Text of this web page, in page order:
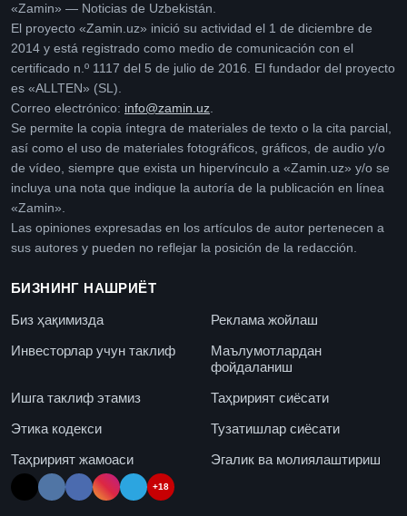
«Zamin» — Noticias de Uzbekistán.
El proyecto «Zamin.uz» inició su actividad el 1 de diciembre de
2014 y está registrado como medio de comunicación con el
certificado n.º 1117 del 5 de julio de 2016. El fundador del proyecto
es «ALLTEN» (SL).
Correo electrónico: info@zamin.uz
Se permite la copia íntegra de materiales de texto o la cita parcial,
así como el uso de materiales fotográficos, gráficos, de audio y/o
de vídeo, siempre que exista un hipervínculo a «Zamin.uz» y/o se
incluya una nota que indique la autoría de la publicación en línea
«Zamin».
Las opiniones expresadas en los artículos de autor pertenecen a
sus autores y pueden no reflejar la posición de la redacción.
БИЗНИНГ НАШРИЁТ
Биз ҳақимизда
Реклама жойлаш
Инвесторлар учун таклиф
Маълумотлардан
фойдаланиш
Ишга таклиф этамиз
Таҳририят сиёсати
Этика кодекси
Тузатишлар сиёсати
Таҳририят жамоаси
Эгалик ва молиялаштириш
+18